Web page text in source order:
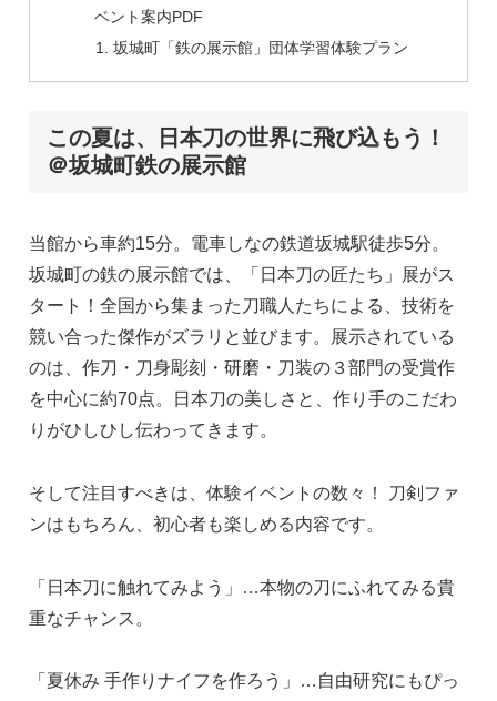
ベント案内PDF
坂城町「鉄の展示館」団体学習体験プラン
この夏は、日本刀の世界に飛び込もう！
＠坂城町鉄の展示館
当館から車約15分。電車しなの鉄道坂城駅徒歩5分。
坂城町の鉄の展示館では、「日本刀の匠たち」展がス
タート！全国から集まった刀職人たちによる、技術を
競い合った傑作がズラリと並びます。展示されている
のは、作刀・刀身彫刻・研磨・刀装の３部門の受賞作
を中心に約70点。日本刀の美しさと、作り手のこだわ
りがひしひし伝わってきます。
そして注目すべきは、体験イベントの数々！ 刀剣ファ
ンはもちろん、初心者も楽しめる内容です。
「日本刀に触れてみよう」…本物の刀にふれてみる貴
重なチャンス。
「夏休み 手作りナイフを作ろう」…自由研究にもぴっ